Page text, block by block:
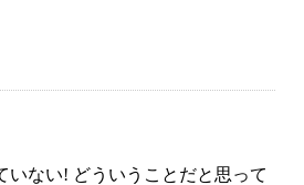
いない! どういうことだと思って